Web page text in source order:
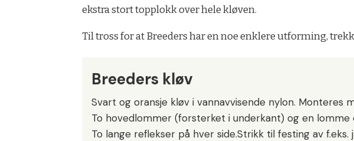
ekstra stort topplokk over hele kløven.
Til tross for at Breeders har en noe enklere utforming,
Breeders kløv
Svart og oransje kløv i vannavvisende nylon. Monteres
To hovedlommer (forsterket i underkant) og en
To lange reflekser på hver side.Strikk til festing av